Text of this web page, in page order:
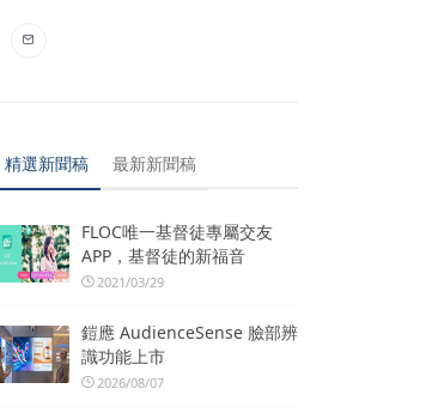
精選新聞稿 最新新聞稿
FLOC唯一基督徒專屬交友
APP，基督徒的新福音
2021/03/29
鎧應 AudienceSense 臉部辨
識功能上市
2026/08/07